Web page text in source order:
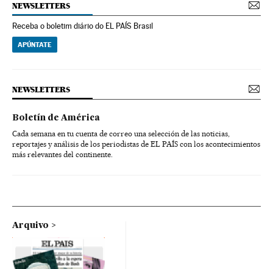
NEWSLETTERS
Receba o boletim diário do EL PAÍS Brasil
APÚNTATE
NEWSLETTERS
Boletín de América
Cada semana en tu cuenta de correo una selección de las noticias,
reportajes y análisis de los periodistas de EL PAÍS con los acontecimientos
más relevantes del continente.
Arquivo